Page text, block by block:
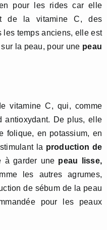
pour les rides car elle
de la vitamine C, des
les temps anciens, elle est
la peau, pour une peau
vitamine C, qui, comme
antioxydant. De plus, elle
folique, en potassium, en
la production de
à garder une peau lisse,
les autres agrumes,
de sébum de la peau
pour les peaux